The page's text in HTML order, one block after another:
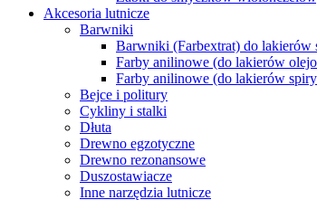
Akcesoria lutnicze
Barwniki
Barwniki (Farbextrat) do
Farby anilinowe (do lakierów
Farby anilinowe (do lakierów
Bejce i politury
Cykliny i stalki
Dłuta
Drewno egzotyczne
Drewno rezonansowe
Duszostawiacze
Inne narzędzia lutnicze